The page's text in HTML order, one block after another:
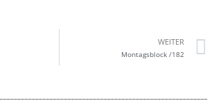
WEITER
Montagsblock /182